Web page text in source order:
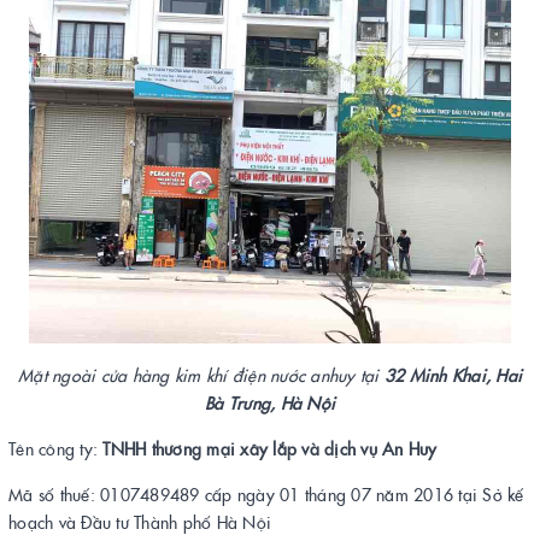
Mặt ngoài cửa hàng kim khí điện nước anhuy tại 32 Minh Khai, Hai
Bà Trưng, Hà Nội
Tên công ty:TNHH thương mại xây lắp và dịch vụ An Huy
Mã số thuế: 0107489489 cấp ngày 01 tháng 07 năm 2016 tại Sở kế
hoạch và Đầu tư Thành phố Hà Nội